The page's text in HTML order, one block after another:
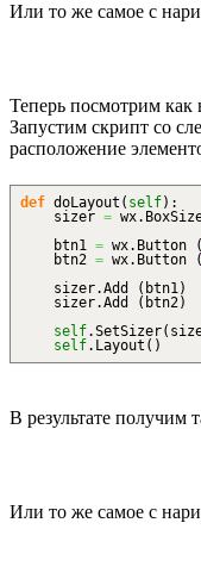
Или то же самое с
Теперь посмотрим как
Запустим скрипт со
расположение
def doLayout ( self) :
sizer = wx.
btn1 = wx. Button (
btn2 = wx. Button (
sizer.Add ( btn1)
sizer.Add ( btn2)
self.SetSizer(
self. Layout ( )
В результате получим
Или то же самое с